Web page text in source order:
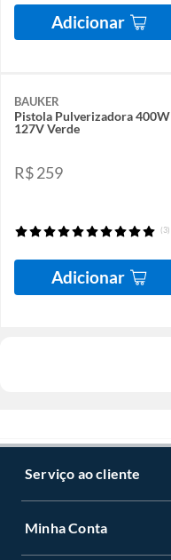
Adicionar
BAUKER
Pistola Pulverizadora 400W
127V Verde
R$ 259
(3)
Adicionar
Serviço ao cliente
Minha Conta